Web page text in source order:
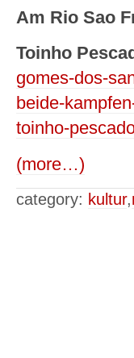
Am Rio Sao
Toinho
gomes-dos-
beide-
toinho-
(more…)
category: kultur,